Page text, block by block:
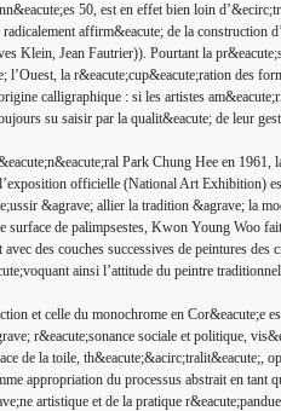
50, est en effet bien loin
affirm&eacute; de la construction
Klein, Jean Fautrier)). Pourtant la
l’Ouest, la r&eacute;cup&eacute;ration des
calligraphique : si les artistes
su saisir par la qualit&eacute; de leur
Park Chung Hee en
officielle (National Art Exhibition)
&agrave; allier la tradition &agrave; la
surface de palimpsestes, Kwon Young Woo
des couches successives de peintures
ainsi l’attitude du peintre
et celle du monochrome en Cor&eacute;e
r&eacute;sonance sociale et politique,
de la toile, th&eacute;&acirc;tralit&eacute;,
appropriation du processus abstrait en
artistique et de la pratique